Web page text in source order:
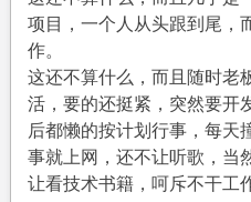
项目，一个人从头跟到尾，
作。
这还不算什么，而且随时老
活，要的还挺紧，突然要开
后都懒的按计划行事，每天
事就上网，还不让听歌，当
让看技术书籍，呵斥不干工